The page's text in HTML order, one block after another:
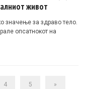
живот
значење за здраво тело.
опсатнокот на
4 5 »